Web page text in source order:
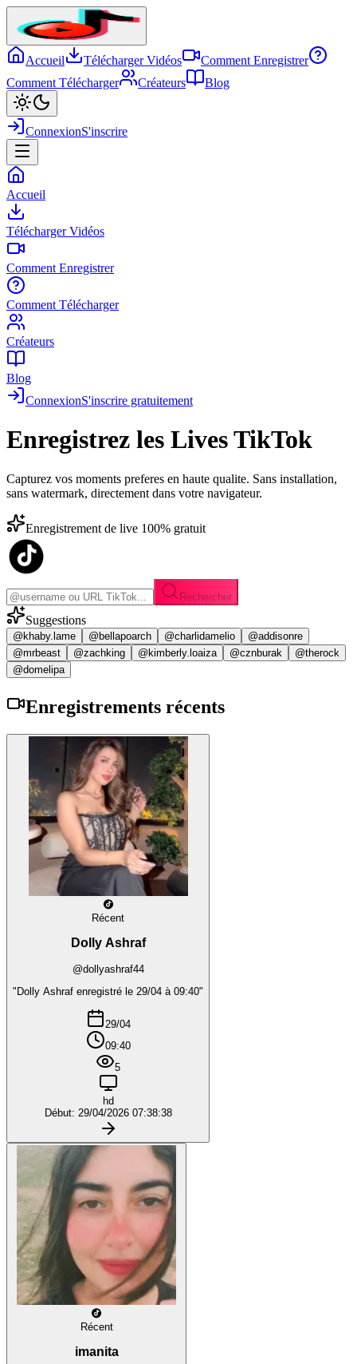
Accueil Télécharger Vidéos
Comment Enregistrer
Comment Télécharger
Créateurs Blog
ConnexionS'inscrire
Accueil
Télécharger Vidéos
Comment Enregistrer
Comment Télécharger
Créateurs
Blog
ConnexionS'inscrire gratuitement
Enregistrez les Lives TikTok
Capturez vos moments preferes en haute qualite. Sans installation,
sans watermark, directement dans votre navigateur.
Enregistrement de live 100% gratuit
Rechercher
Suggestions
@khaby.lame @bellapoarch @charlidamelio
@addisonre
@mrbeast
@zachking @kimberly.loaiza @cznburak
@therock
@domelipa
Enregistrements récents
Récent
Dolly Ashraf
@dollyashraf44
"Dolly Ashraf enregistré le 29/04 à 09:40"
29/04
09:40
5
hd
Début: 29/04/2026 07:38:38
Récent
imanita